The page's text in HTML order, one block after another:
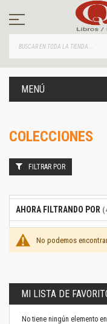
contenido
MENÚ
COLECCIONES
No podemos
FILTRAR POR
AHORA FILTRANDO POR
MI LISTA DE
No tiene ningún elemento